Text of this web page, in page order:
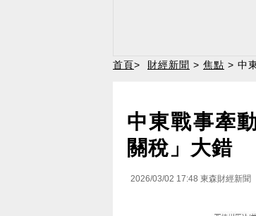
首頁> 財經新聞 > 焦點 > 中
中東戰事牽
關稅」大錯
2026/03/02 17:48 東森財經新聞